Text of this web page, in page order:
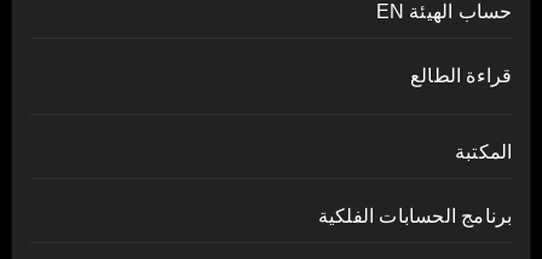
حساب الهيئة EN
قراءة الطالع
المكتبة
برنامج الحسابات الفلكية